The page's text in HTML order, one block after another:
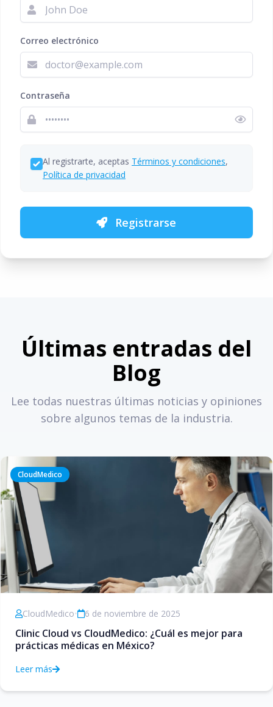
Correo electrónico
Contraseña
Al registrarte, aceptas Términos y condiciones,
Política de privacidad
Registrarse
Últimas entradas del
Blog
Lee todas nuestras últimas noticias y opiniones
sobre algunos temas de la industria.
CloudMedico
CloudMedico• 6 de noviembre de 2025
Clinic Cloud vs CloudMedico: ¿Cuál es mejor para
prácticas médicas en México?
Leer más